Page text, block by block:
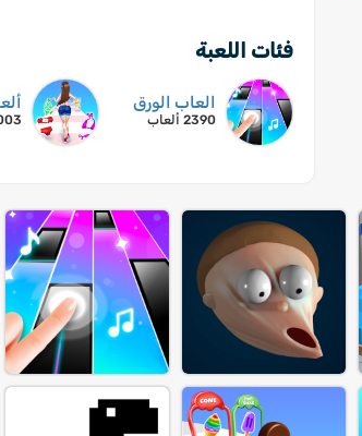
فئات اللعبة
العاب الورق
2390 ألعاب 1003